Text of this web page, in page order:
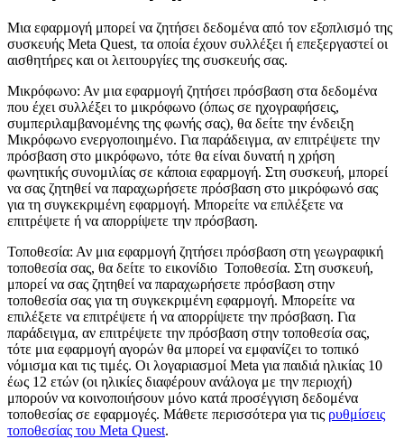
Μια εφαρμογή μπορεί να ζητήσει δεδομένα από τον εξοπλισμό της
συσκευής Meta Quest, τα οποία έχουν συλλέξει ή επεξεργαστεί οι
αισθητήρες και οι λειτουργίες της συσκευής σας.
Μικρόφωνο: Αν μια εφαρμογή ζητήσει πρόσβαση στα δεδομένα
που έχει συλλέξει το μικρόφωνο (όπως σε ηχογραφήσεις,
συμπεριλαμβανομένης της φωνής σας), θα δείτε την ένδειξη
Μικρόφωνο ενεργοποιημένο. Για παράδειγμα, αν επιτρέψετε την
πρόσβαση στο μικρόφωνο, τότε θα είναι δυνατή η χρήση
φωνητικής συνομιλίας σε κάποια εφαρμογή. Στη συσκευή, μπορεί
να σας ζητηθεί να παραχωρήσετε πρόσβαση στο μικρόφωνό σας
για τη συγκεκριμένη εφαρμογή. Μπορείτε να επιλέξετε να
επιτρέψετε ή να απορρίψετε την πρόσβαση.
Τοποθεσία: Αν μια εφαρμογή ζητήσει πρόσβαση στη γεωγραφική
τοποθεσία σας, θα δείτε το εικονίδιο Τοποθεσία. Στη συσκευή,
μπορεί να σας ζητηθεί να παραχωρήσετε πρόσβαση στην
τοποθεσία σας για τη συγκεκριμένη εφαρμογή. Μπορείτε να
επιλέξετε να επιτρέψετε ή να απορρίψετε την πρόσβαση. Για
παράδειγμα, αν επιτρέψετε την πρόσβαση στην τοποθεσία σας,
τότε μια εφαρμογή αγορών θα μπορεί να εμφανίζει το τοπικό
νόμισμα και τις τιμές. Οι λογαριασμοί Meta για παιδιά ηλικίας 10
έως 12 ετών (οι ηλικίες διαφέρουν ανάλογα με την περιοχή)
μπορούν να κοινοποιήσουν μόνο κατά προσέγγιση δεδομένα
τοποθεσίας σε εφαρμογές. Μάθετε περισσότερα για τις ρυθμίσεις
τοποθεσίας του Meta Quest.